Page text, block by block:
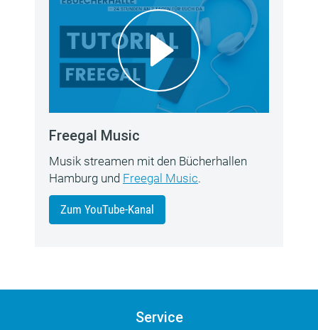
Freegal Music
Musik streamen mit den Bücherhallen
Hamburg und Freegal Music.
Zum YouTube-Kanal
Service